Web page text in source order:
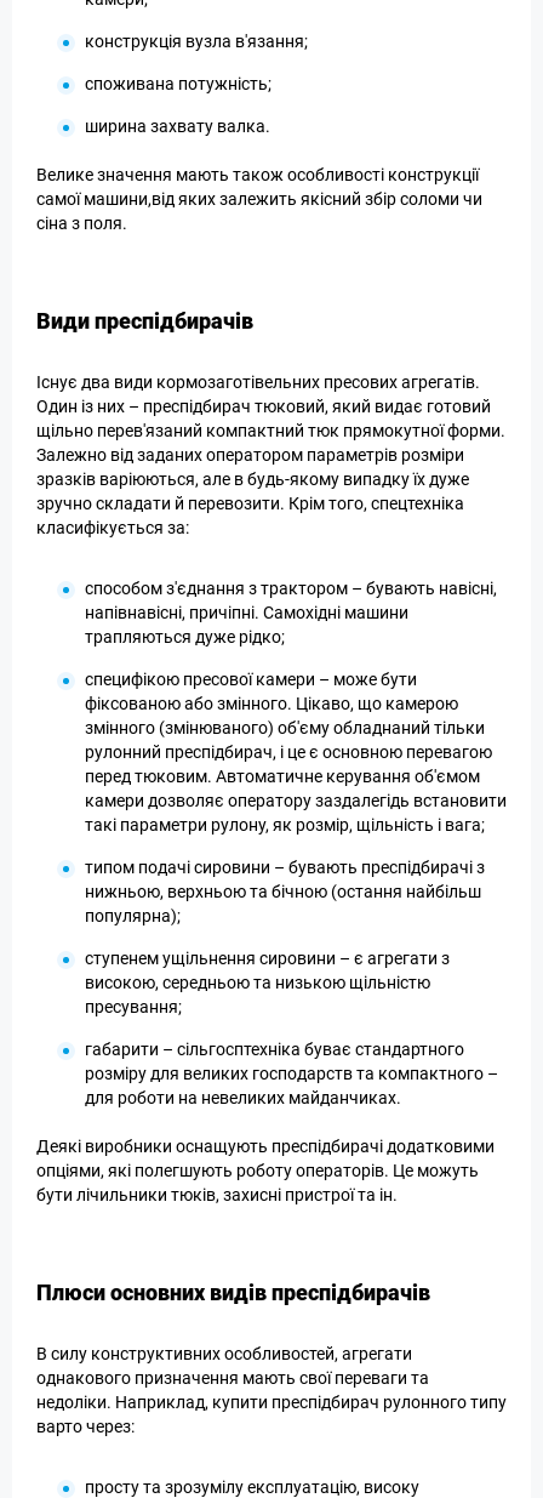
конструкція вузла в'язання;
споживана потужність;
ширина захвату валка.
Велике значення мають також особливості конструкції
самої машини,від яких залежить якісний збір соломи чи
сіна з поля.
Види преспідбирачів
Існує два види кормозаготівельних пресових агрегатів.
Один із них – преспідбирач тюковий, який видає готовий
щільно перев'язаний компактний тюк прямокутної форми.
Залежно від заданих оператором параметрів розміри
зразків варіюються, але в будь-якому випадку їх дуже
зручно складати й перевозити. Крім того, спецтехніка
класифікується за:
способом з'єднання з трактором – бувають навісні,
напівнавісні, причіпні. Самохідні машини
трапляються дуже рідко;
специфікою пресової камери – може бути
фіксованою або змінного. Цікаво, що камерою
змінного (змінюваного) об'єму обладнаний тільки
рулонний преспідбирач, і це є основною перевагою
перед тюковим. Автоматичне керування об'ємом
камери дозволяє оператору заздалегідь встановити
такі параметри рулону, як розмір, щільність і вага;
типом подачі сировини – бувають преспідбирачі з
нижньою, верхньою та бічною (остання найбільш
популярна);
ступенем ущільнення сировини – є агрегати з
високою, середньою та низькою щільністю
пресування;
габарити – сільгосптехніка буває стандартного
розміру для великих господарств та компактного –
для роботи на невеликих майданчиках.
Деякі виробники оснащують преспідбирачі додатковими
опціями, які полегшують роботу операторів. Це можуть
бути лічильники тюків, захисні пристрої та ін.
Плюси основних видів преспідбирачів
В силу конструктивних особливостей, агрегати
однакового призначення мають свої переваги та
недоліки. Наприклад, купити преспідбирач рулонного типу
варто через:
просту та зрозумілу експлуатацію, високу